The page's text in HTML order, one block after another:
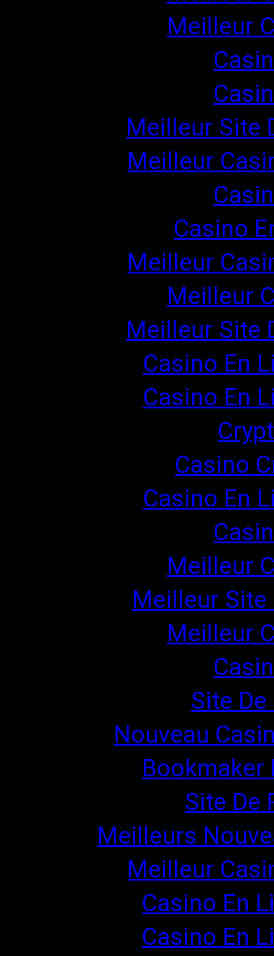
Meilleur
Meilleur Site
Meilleur
Casino
Meilleur
Meilleur
Meilleur Site
Casino En
Casino En
Casino
Casino En
Meilleur
Meilleur Site
Meilleur
Site
Nouveau
Bookmaker
Site De
Meilleurs
Meilleur
Casino En
Casino En